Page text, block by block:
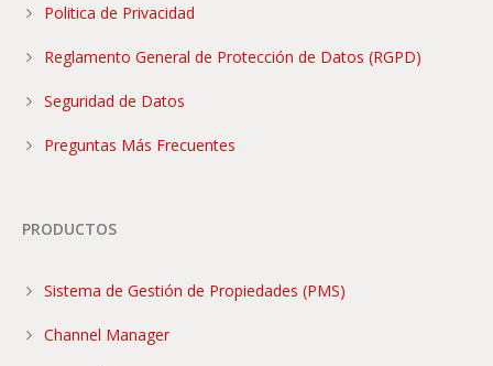
Politica de Privacidad
Reglamento General de Protección de Datos (RGPD)
Seguridad de Datos
Preguntas Más Frecuentes
PRODUCTOS
Sistema de Gestión de Propiedades (PMS)
Channel Manager